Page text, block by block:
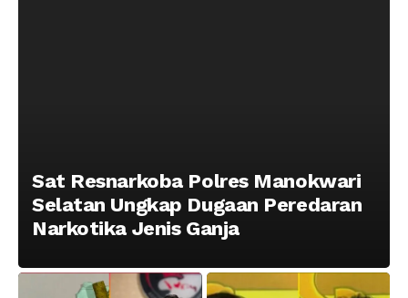
Sat Resnarkoba Polres Manokwari
Selatan Ungkap Dugaan Peredaran
Narkotika Jenis Ganja